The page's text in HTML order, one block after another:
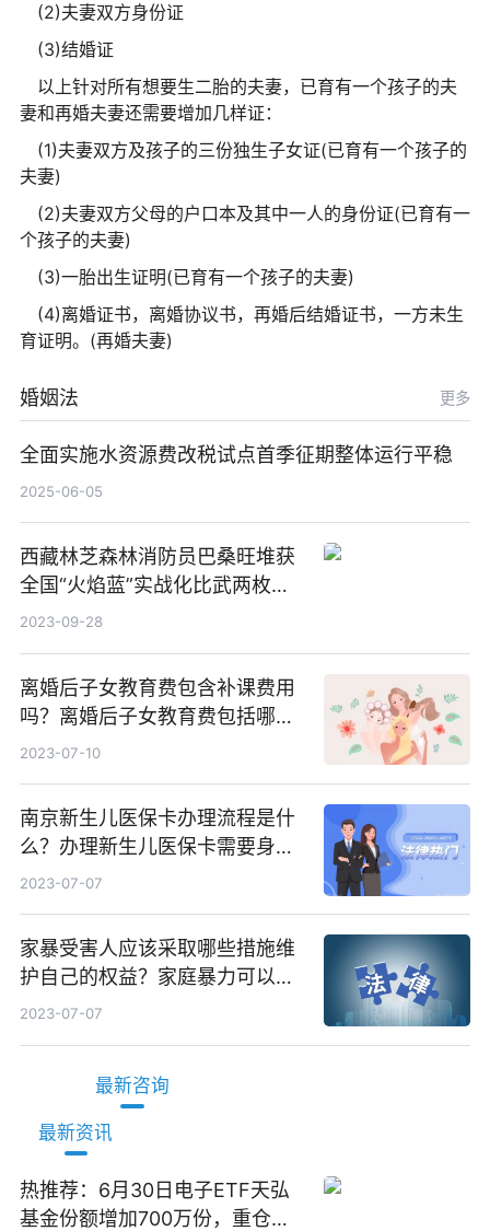
(2)夫妻双方身份证
(3)结婚证
以上针对所有想要生二胎的夫妻，已育有一个孩子的夫
妻和再婚夫妻还需要增加几样证：
(1)夫妻双方及孩子的三份独生子女证(已育有一个孩子的
夫妻)
(2)夫妻双方父母的户口本及其中一人的身份证(已育有一
个孩子的夫妻)
(3)一胎出生证明(已育有一个孩子的夫妻)
(4)离婚证书，离婚协议书，再婚后结婚证书，一方未生
育证明。(再婚夫妻)
婚姻法 更多
全面实施水资源费改税试点首季征期整体运行平稳
2025-06-05
西藏林芝森林消防员巴桑旺堆获
全国“火焰蓝”实战化比武两枚金
牌_天天百事通
2023-09-28
离婚后子女教育费包含补课费用
吗？离婚后子女教育费包括哪
些？
2023-07-10
南京新生儿医保卡办理流程是什
么？办理新生儿医保卡需要身份
证吗？ 全球微动态
2023-07-07
家暴受害人应该采取哪些措施维
护自己的权益？家庭暴力可以诉
讼离婚吗？
2023-07-07
最新咨询
最新资讯
热推荐：6月30日电子ETF天弘
基金份额增加700万份，重仓股